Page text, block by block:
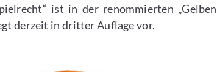
ist in der renommierten „Gelben
derzeit in dritter Auflage vor.